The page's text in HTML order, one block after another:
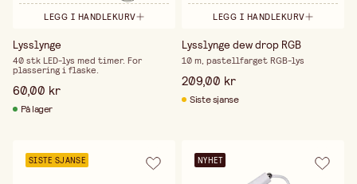
LEGG I HANDLEKURV
Lysslynge
40 stk LED-lys med timer. For
plassering i flaske.
60,00 kr
På lager
LEGG I HANDLEKURV
Lysslynge dew drop RGB
10 m, pastellfarget RGB-lys
209,00 kr
Siste sjanse
SISTE SJANSE NYHET